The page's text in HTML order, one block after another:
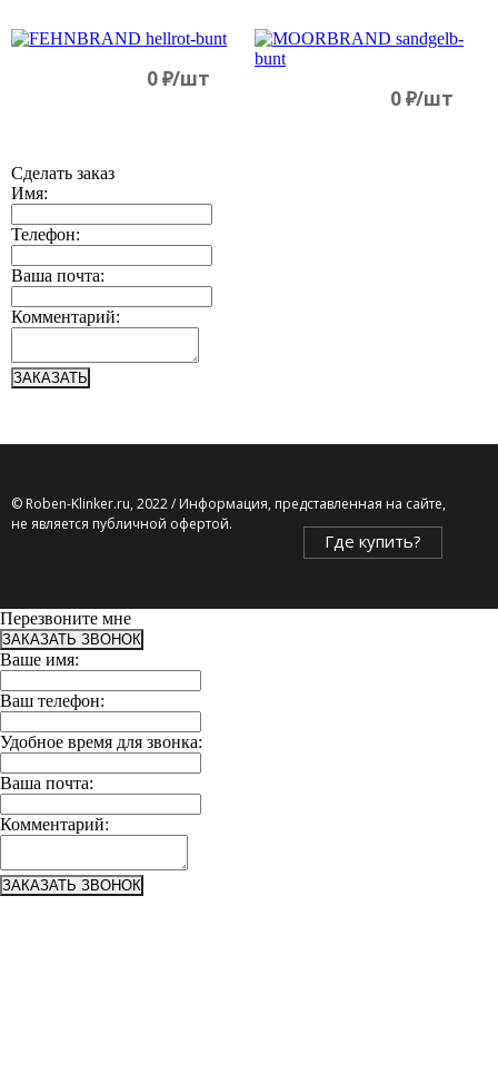
0 д/шт
0 д/шт
Сделать заказ
Имя:
Телефон:
Ваша почта:
Комментарий:
ЗАКАЗАТЬ
© Roben-Klinker.ru, 2022 / Информация, представленная на сайте,
не является публичной офертой.
Где купить?
Перезвоните мне
ЗАКАЗАТЬ ЗВОНОК
Ваше имя:
Ваш телефон:
Удобное время для звонка:
Ваша почта:
Комментарий:
ЗАКАЗАТЬ ЗВОНОК